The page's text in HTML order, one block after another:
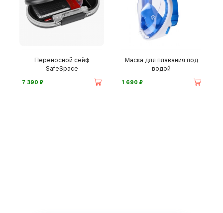
Переносной сейф
SafeSpace
7 390 ⃏
Маска для плавания под
водой
1 690 ⃏